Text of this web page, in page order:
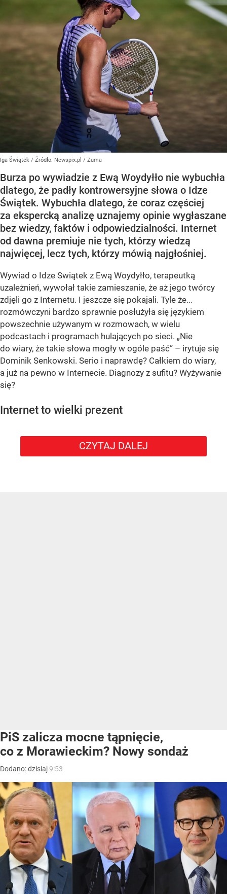
Iga Świątek / Źródło: Newspix.pl / Zuma
Burza po wywiadzie z Ewą Woydyłło nie wybuchła
dlatego, że padły kontrowersyjne słowa o Idze
Świątek. Wybuchła dlatego, że coraz częściej
za ekspercką analizę uznajemy opinie wygłaszane
bez wiedzy, faktów i odpowiedzialności. Internet
od dawna premiuje nie tych, którzy wiedzą
najwięcej, lecz tych, którzy mówią najgłośniej.
Wywiad o Idze Swiątek z Ewą Woydyłło, terapeutką
uzależnień, wywołał takie zamieszanie, że aż jego twórcy
zdjęli go z Internetu. I jeszcze się pokajali. Tyle że...
rozmówczyni bardzo sprawnie posłużyła się językiem
powszechnie używanym w rozmowach, w wielu
podcastach i programach hulających po sieci. „Nie
do wiary, że takie słowa mogły w ogóle paść” – irytuje się
Dominik Senkowski. Serio i naprawdę? Całkiem do wiary,
a już na pewno w Internecie. Diagnozy z sufitu? Wyżywanie
się?
Internet to wielki prezent
CZYTAJ DALEJ
PiS zalicza mocne tąpnięcie,
co z Morawieckim? Nowy sondaż
Dodano:dzisiaj9:53